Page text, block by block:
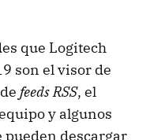
que Logitech
son el visor de
feeds RSS, el
y algunos
pueden descargar